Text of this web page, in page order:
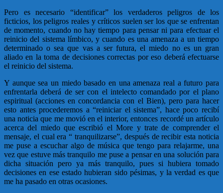
Pero es necesario “identificar” los verdaderos peligros de los
ficticios, los peligros reales y críticos suelen ser los que se enfrentan
de momento, cuando no hay tiempo para pensar ni para efectuar el
reinicio del sistema límbico, y cuando es una amenaza a un tiempo
determinado o sea que vas a ser futura, el miedo no es un gran
aliado en la toma de decisiones correctas por eso deberá efectuarse
el reinicio del sistema.
Y aunque sea un miedo basado en una amenaza real a futuro para
enfrentarla deberá de ser con el intelecto comandado por el plano
espiritual (acciones en concordancia con el Bien), pero para hacer
esto antes procederemos a “reiniciar el sistema”, hace poco recibí
una noticia que me movió en el interior, entonces recordé un artículo
acerca del miedo que escribió el More y trate de comprender el
mensaje, el cual era “ tranquilizarse”, después de recibir esta noticia
me puse a escuchar algo de música que tengo para relajarme, una
vez que estuve más tranquilo me puse a pensar en una solución para
dicha situación pero ya más tranquilo, pues si hubiera tomado
decisiones en ese estado hubieran sido pésimas, y la verdad es que
me ha pasado en otras ocasiones.